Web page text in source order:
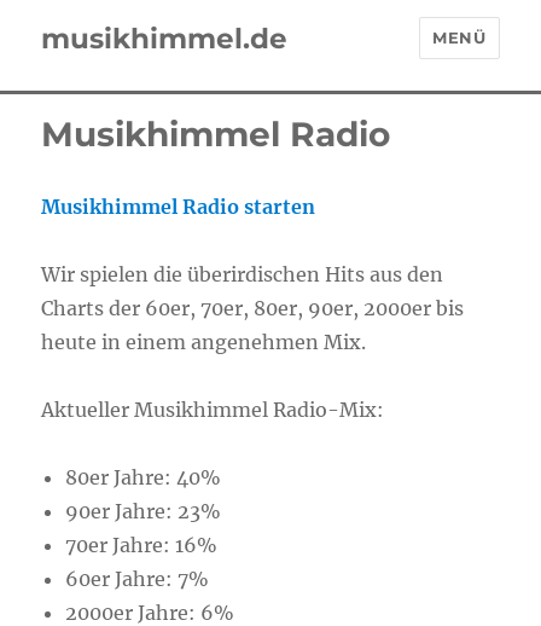
musikhimmel.de MENÜ
Musikhimmel Radio
Musikhimmel Radio starten
Wir spielen die überirdischen Hits aus den
Charts der 60er, 70er, 80er, 90er, 2000er bis
heute in einem angenehmen Mix.
Aktueller Musikhimmel Radio-Mix:
80er Jahre: 40%
90er Jahre: 23%
70er Jahre: 16%
60er Jahre: 7%
2000er Jahre: 6%